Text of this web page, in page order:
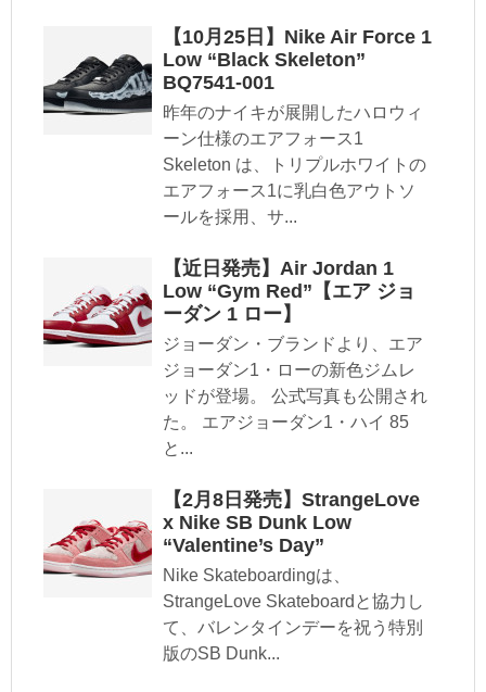
【10月25日】Nike Air Force 1
Low “Black Skeleton”
BQ7541-001
昨年のナイキが展開したハロウィ
ーン仕様のエアフォース1
Skeleton は、トリプルホワイトの
エアフォース1に乳白色アウトソ
ールを採用、サ...
【近日発売】Air Jordan 1
Low “Gym Red”【エア ジョ
ーダン 1 ロー】
ジョーダン・ブランドより、エア
ジョーダン1・ローの新色ジムレ
ッドが登場。 公式写真も公開され
た。 エアジョーダン1・ハイ 85
と...
【2月8日発売】StrangeLove
x Nike SB Dunk Low
“Valentine’s Day”
Nike Skateboardingは、
StrangeLove Skateboardと協力し
て、バレンタインデーを祝う特別
版のSB Dunk...